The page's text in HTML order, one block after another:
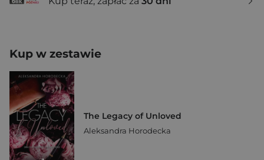
Kup w zestawie
The Legacy of Unloved
Aleksandra Horodecka